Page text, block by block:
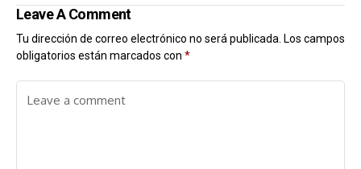
Leave A Comment
Tu dirección de correo electrónico no será publicada. Los campos
obligatorios están marcados con *